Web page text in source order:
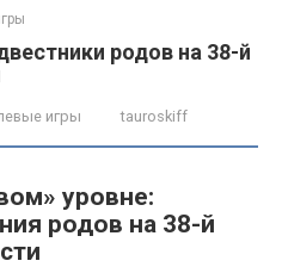
родов на 38-й
игры tauroskiff
уровне:
родов на 38-й